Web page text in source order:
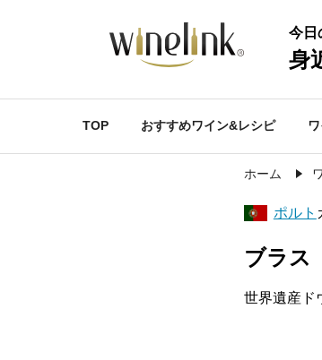
今日
身
TOP おすすめワイン&レシピ
ホーム
ポルト
ブラス
世界遺産ド